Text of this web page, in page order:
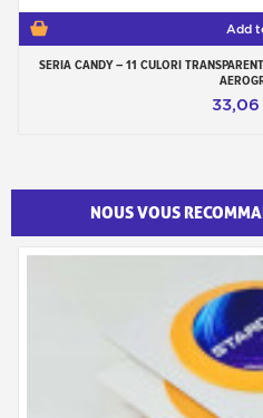
Add
SERIA CANDY – 11 CULORI
NOUS VOUS